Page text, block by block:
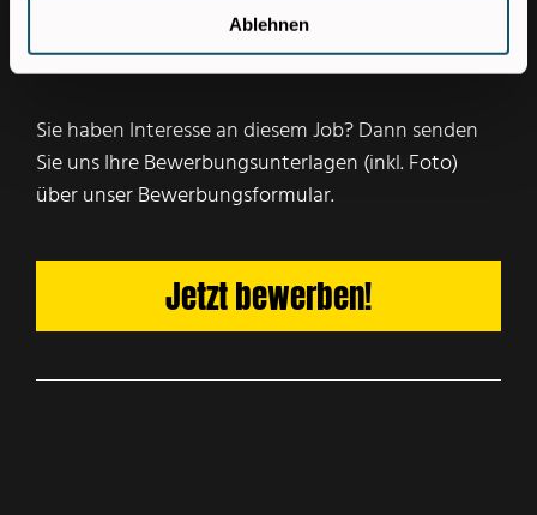
Ablehnen
Sie haben Interesse an diesem Job? Dann senden
Sie uns Ihre Bewerbungsunterlagen (inkl. Foto)
über unser Bewerbungsformular.
Jetzt bewerben!